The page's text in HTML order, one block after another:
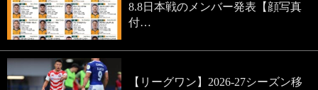
8.8日本戦のメンバー発表【顔写真
付…
【リーグワン】2026-27シーズン移